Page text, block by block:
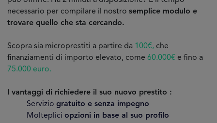
necessario per compilare il nostro semplice modulo e
trovare quello che sta cercando.
Scopra sia microprestiti a partire da 100€, che
finanziamenti di importo elevato, come 60.000€ e fino a
75.000 euro.
I vantaggi di richiedere il suo nuovo prestito :
Servizio gratuito e senza impegno
Molteplici opzioni in base al suo profilo